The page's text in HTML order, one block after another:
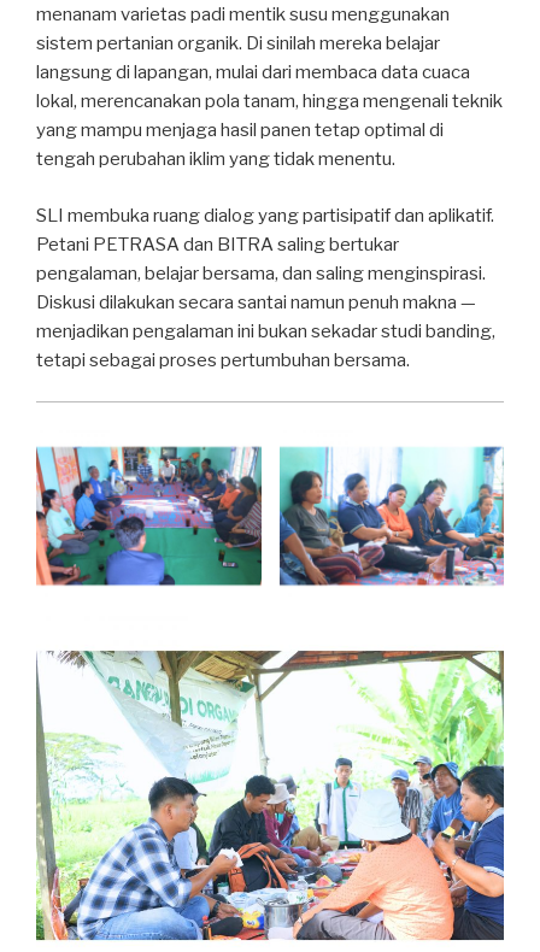
menanam varietas padi mentik susu menggunakan
sistem pertanian organik. Di sinilah mereka belajar
langsung di lapangan, mulai dari membaca data cuaca
lokal, merencanakan pola tanam, hingga mengenali teknik
yang mampu menjaga hasil panen tetap optimal di
tengah perubahan iklim yang tidak menentu.
SLI membuka ruang dialog yang partisipatif dan aplikatif.
Petani PETRASA dan BITRA saling bertukar
pengalaman, belajar bersama, dan saling menginspirasi.
Diskusi dilakukan secara santai namun penuh makna —
menjadikan pengalaman ini bukan sekadar studi banding,
tetapi sebagai proses pertumbuhan bersama.